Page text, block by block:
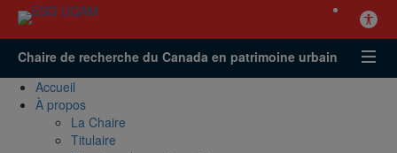
Chaire de recherche du Canada en patrimoine urbain
Accueil
À propos
La Chaire
Titulaire